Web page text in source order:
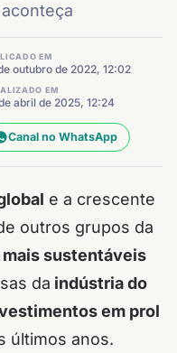
EM
outubro de 2022, 12:02
EM
abril de 2025, 12:24
Canal no WhatsApp
e a crescente
outros grupos da
sustentáveis
da indústria do
em prol
últimos anos.